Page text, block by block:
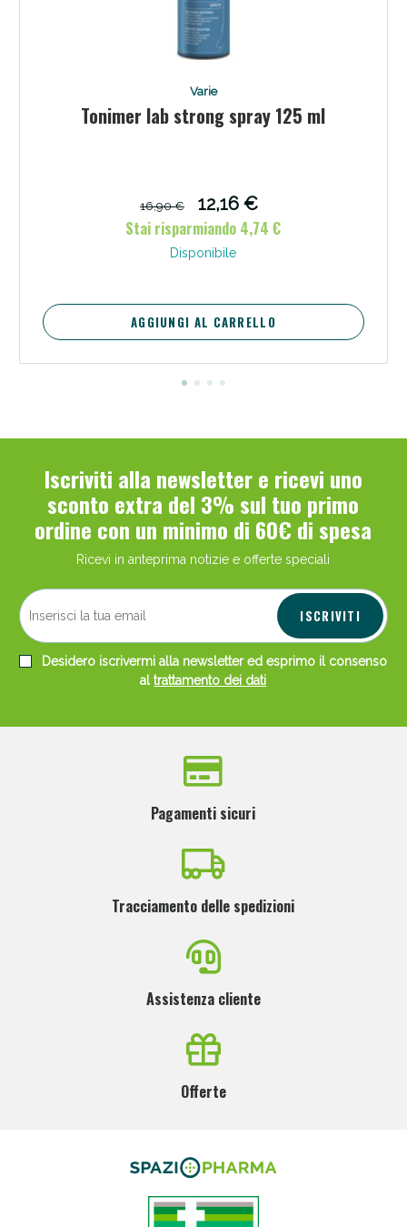
Varie
Tonimer lab strong spray 125 ml
16,90 €
12,16 €
Stai risparmiando 4,74 €
Disponibile
AGGIUNGI AL CARRELLO
Iscriviti alla newsletter e ricevi uno
sconto extra del 3% sul tuo primo
ordine con un minimo di 60€ di spesa
Ricevi in anteprima notizie e offerte speciali
ISCRIVITI
Desidero iscrivermi alla newsletter ed esprimo il consenso
altrattamento dei dati
Pagamenti sicuri
Tracciamento delle spedizioni
Assistenza cliente
Offerte